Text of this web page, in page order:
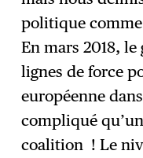
politique
En mars 2018,
lignes de force
européenne
compliqué
coalition ! Le